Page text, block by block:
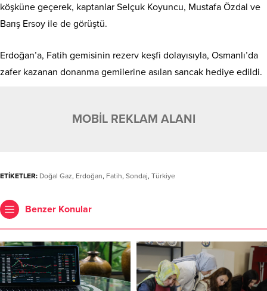
köşküne geçerek, kaptanlar Selçuk Koyuncu, Mustafa Özdal ve
Barış Ersoy ile de görüştü.
Erdoğan’a, Fatih gemisinin rezerv keşfi dolayısıyla, Osmanlı’da
zafer kazanan donanma gemilerine asılan sancak hediye edildi.
MOBİL REKLAM ALANI
ETİKETLER: Doğal Gaz, Erdoğan, Fatih, Sondaj, Türkiye
Benzer Konular